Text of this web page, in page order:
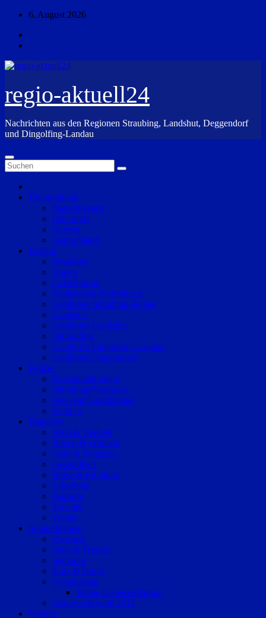
Zum
springen
6. August 2026
regio-aktuell24
Nachrichten aus den Regionen Straubing, Landshut, Deggendorf
und Dingolfing-Landau
Überregional
Niederbayern
Oberpfalz
Bayern
Deutschland
Region
Straubing
Bogen
Geiselhöring
Mallersdorf-Pfaffenberg
Landkreis Straubing-Bogen
Landshut
Landkreis Landshut
Dingolfing
Landkreis Dingolfing-Landau
Landkreis Deggendorf
Polizei
Polizeimeldungen
Fahndung/Vermisste
Aus dem Gerichtssaal
Verkehr
Ratgeber
Auto & Verkehr
Bauen & Wohnen
Geld & Finanzen
Gesundheit
Reise & Erholung
Life-Style
Karriere
Technik
Wetter
Sonderthemen
Podcasts
Kids & Teenies
Senioren
Katz & Hund
Valentinstag
Meine Liebeserklärung
Bundestagswahl 2017
Vereine